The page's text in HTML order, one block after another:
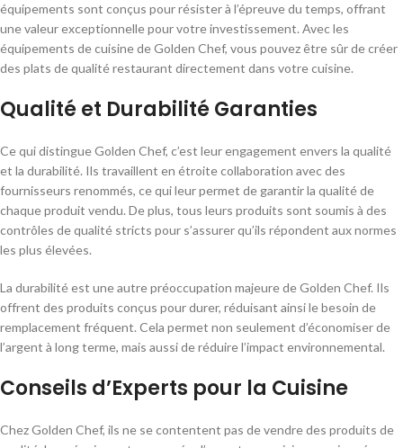
équipements sont conçus pour résister à l’épreuve du temps, offrant
une valeur exceptionnelle pour votre investissement. Avec les
équipements de cuisine de Golden Chef, vous pouvez être sûr de créer
des plats de qualité restaurant directement dans votre cuisine.
Qualité et Durabilité Garanties
Ce qui distingue Golden Chef, c’est leur engagement envers la qualité
et la durabilité. Ils travaillent en étroite collaboration avec des
fournisseurs renommés, ce qui leur permet de garantir la qualité de
chaque produit vendu. De plus, tous leurs produits sont soumis à des
contrôles de qualité stricts pour s’assurer qu’ils répondent aux normes
les plus élevées.
La durabilité est une autre préoccupation majeure de Golden Chef. Ils
offrent des produits conçus pour durer, réduisant ainsi le besoin de
remplacement fréquent. Cela permet non seulement d’économiser de
l’argent à long terme, mais aussi de réduire l’impact environnemental.
Conseils d’Experts pour la Cuisine
Chez Golden Chef, ils ne se contentent pas de vendre des produits de